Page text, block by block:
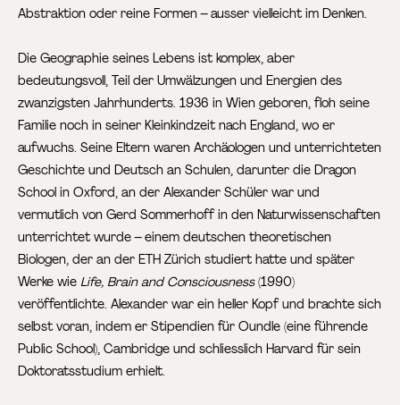
Abstraktion oder reine Formen – ausser vielleicht im Denken.
Die Geographie seines Lebens ist komplex, aber
bedeutungsvoll, Teil der Umwälzungen und Energien des
zwanzigsten Jahrhunderts. 1936 in Wien geboren, floh seine
Familie noch in seiner Kleinkindzeit nach England, wo er
aufwuchs. Seine Eltern waren Archäologen und unterrichteten
Geschichte und Deutsch an Schulen, darunter die Dragon
School in Oxford, an der Alexander Schüler war und
vermutlich von Gerd Sommerhoff in den Naturwissenschaften
unterrichtet wurde – einem deutschen theoretischen
Biologen, der an der ETH Zürich studiert hatte und später
Werke wie Life, Brain and Consciousness(1990)
veröffentlichte. Alexander war ein heller Kopf und brachte sich
selbst voran, indem er Stipendien für Oundle (eine führende
Public School), Cambridge und schliesslich Harvard für sein
Doktoratsstudium erhielt.